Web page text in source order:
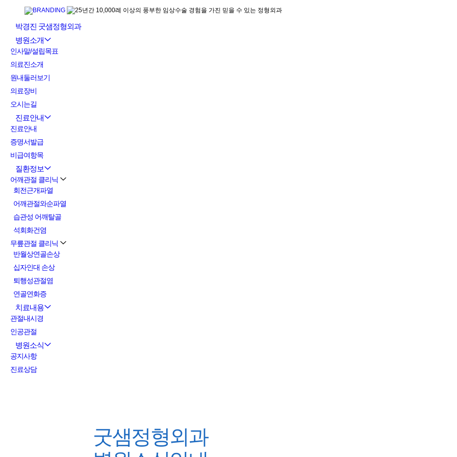
박경진 굿샘정형외과
병원소개
인사말/설립목표
의료진소개
원내둘러보기
의료장비
오시는길
진료안내
진료안내
증명서발급
비급여항목
질환정보
어깨관절 클리닉
회전근개파열
어깨관절와순파열
습관성 어깨탈골
석회화건염
무릎관절 클리닉
반월상연골손상
십자인대 손상
퇴행성관절염
연골연화증
치료내용
관절내시경
인공관절
병원소식
공지사항
진료상담
굿샘정형외과